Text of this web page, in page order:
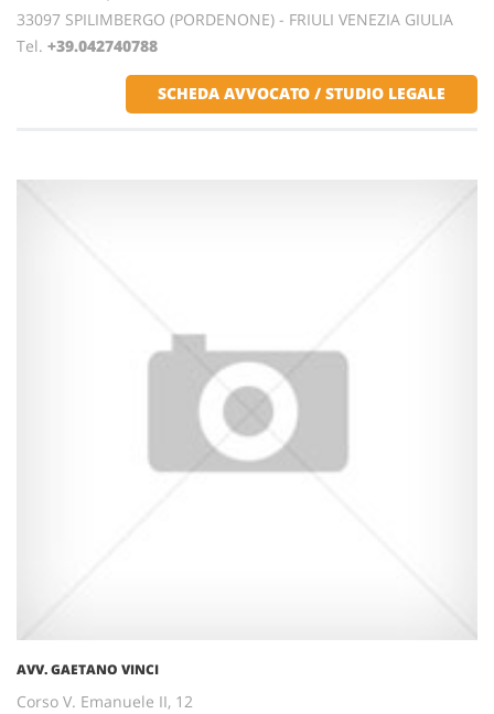
33097 SPILIMBERGO (PORDENONE) - FRIULI VENEZIA GIULIA
Tel. +39.042740788
SCHEDA AVVOCATO / STUDIO LEGALE
AVV. GAETANO VINCI
Corso V. Emanuele II, 12